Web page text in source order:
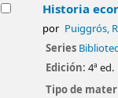
Historia
por Puiggrós,
Series
Edición:4ª ed.
Tipo de